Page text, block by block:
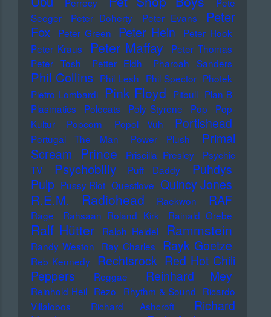
Perrecy
Pete
Seeger
Peter Doherty Peter Evans
Peter
Fox
Peter Green Peter Hein
Peter Hook
Peter Kraus
Peter Maffay
Peter Thomas
Peter Tosh
Petter Eldh Pharoah Sanders
Phil Collins Phil Lesh Phil Spector Photek
Pietro Lombardi
Pink Floyd Pitbull Plan B
Plasmatics
Polecats Poly Styrene Pop
Pop-
Kultur
Popcorn Popol Vuh Portishead
Portugal The Man Power Plush
Primal
Scream
Prince Priscilla Presley
Psychic
TV
Psychobilly Puff Daddy
Puhdys
Pulp Pussy Riot Questlove Quincy Jones
R.E.M. Radiohead Raekwon RAF
Rage Rahsaan Roland Kirk Rainald Grebe
Ralf Hütter Ralph Heidel Rammstein
Randy Weston Ray Charles Rayk Goetze
Reb Kennedy Rechtsrock Red Hot Chili
Peppers
Reggae Reinhard Mey
Reinhold Heil Rezo Rhythm & Sound Ricardo
Villalobos
Richard Ashcroft
Richard